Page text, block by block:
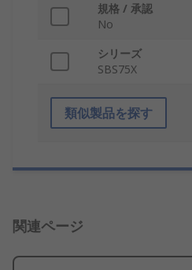
規格 / 承認
No
シリーズ
SBS75X
類似製品を探す
関連ページ